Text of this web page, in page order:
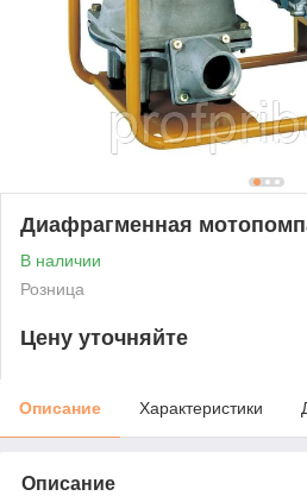
Диафрагменная
В наличии
Розница
Цену уточняйте
Описание Характеристики
Описание